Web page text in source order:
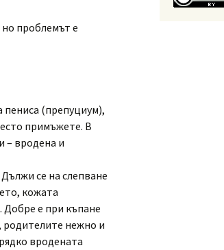
проблемът е
пениса (препуциум),
примъжете. В
– вродена и
се на слепване
кожата
Добре е при къпане
родителите нежно и
вродената